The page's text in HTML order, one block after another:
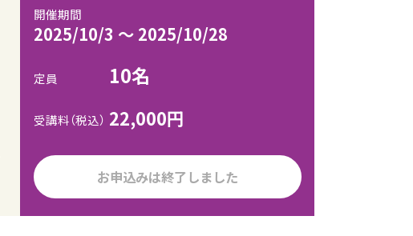
開催期間
2025/10/3 ～ 2025/10/28
定員 10名
受講料（税込） 22,000円
お申込みは終了しました